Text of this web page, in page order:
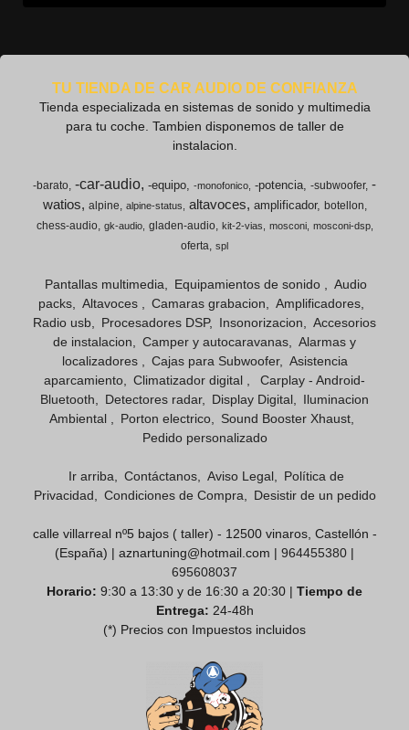
TU TIENDA DE CAR AUDIO DE CONFIANZA
Tienda especializada en sistemas de sonido y multimedia
para tu coche. Tambien disponemos de taller de
instalacion.
-barato -car-audio -equipo -monofonico -potencia -subwoofer -
watios
alpine alpine-status altavoces amplificador
botellon
chess-audio
gk-audio gladen-audio kit-2-vias mosconi mosconi-dsp
oferta spl
Pantallas multimedia Equipamientos de sonido
Audio
packs
Altavoces Camaras grabacion
Amplificadores
Radio usb
Procesadores DSP Insonorizacion
Accesorios
de instalacion
Camper y autocaravanas
Alarmas y
localizadores
Cajas para Subwoofer
Asistencia
aparcamiento
Climatizador digital
Carplay - Android-
Bluetooth
Detectores radar Display Digital
Iluminacion
Ambiental
Porton electrico
Sound Booster Xhaust
Pedido personalizado
Ir arriba Contáctanos Aviso Legal
Política de
Privacidad
Condiciones de Compra Desistir de un pedido
calle villarreal nº5 bajos ( taller) - 12500 vinaros, Castellón -
(España) | aznartuning@hotmail.com | 964455380 |
695608037
Horario: 9:30 a 13:30 y de 16:30 a 20:30 | Tiempo de
Entrega: 24-48h
(*) Precios con Impuestos incluidos